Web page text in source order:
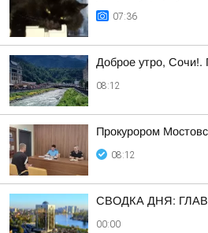
07:36
Доброе утро, Сочи!.
08:12
Прокурором
08:12
СВОДКА ДНЯ:
00:00